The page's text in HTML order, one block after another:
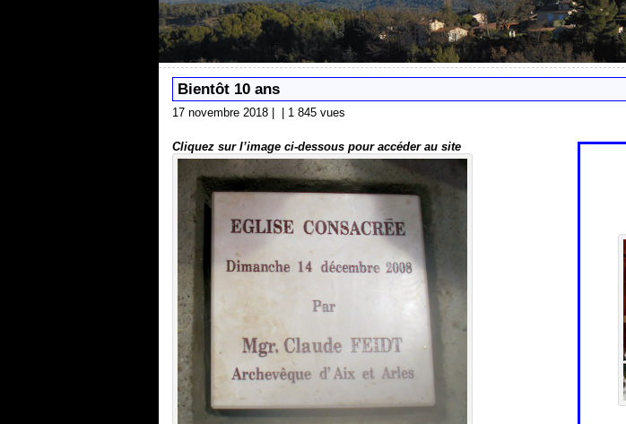
Bientôt 10 ans
17 novembre 2018 | | 1 845 vues
Cliquez sur l’image ci-dessous pour accéder au site